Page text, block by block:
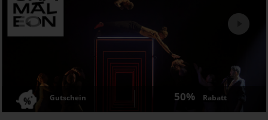
Gutschein 50% Rabatt
Next